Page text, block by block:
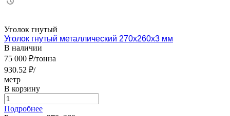
Уголок гнутый
Уголок гнутый металлический 270х260х3 мм
В наличии
75 000 ₽/тонна
930.52 ₽/
метр
В корзину
Подробнее